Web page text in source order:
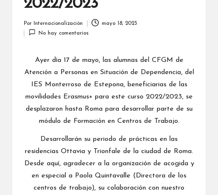
2022/2023
por
Por Internacionalización
mayo 18, 2023
No hay comentarios
Ayer día 17 de mayo, las alumnas del CFGM de
Atención a Personas en Situación de Dependencia, del
IES Monterroso de Estepona, beneficiarias de las
movilidades Erasmus+ para este curso 2022/2023, se
desplazaron hasta Roma para desarrollar parte de su
módulo de Formación en Centros de Trabajo.
Desarrollarán su periodo de prácticas en las
residencias Ottavia y Trionfale de la ciudad de Roma.
Desde aquí, agradecer a la organización de acogida y
en especial a Paola Quintavalle (Directora de los
centros de trabajo), su colaboración con nuestro